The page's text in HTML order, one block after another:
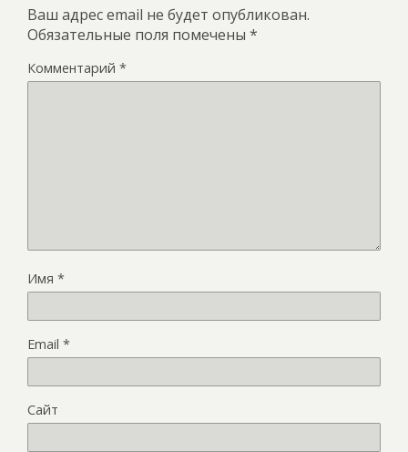
Ваш адрес email не будет опубликован.
Обязательные поля помечены *
Комментарий *
Имя *
Email *
Сайт